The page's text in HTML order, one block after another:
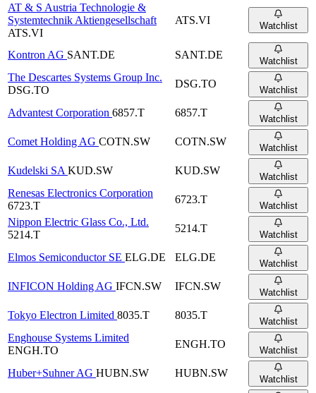
AT & S Austria Technologie &
Systemtechnik Aktiengesellschaft
ATS.VI
ATS.VI Watchlist
Kontron AG SANT.DE SANT.DE
Watchlist
The Descartes Systems Group Inc.
DSG.TO
DSG.TO
Watchlist
Advantest Corporation 6857.T 6857.T
Watchlist
Comet Holding AG COTN.SW COTN.SW
Watchlist
Kudelski SA KUD.SW KUD.SW
Watchlist
Renesas Electronics Corporation
6723.T
6723.T
Watchlist
Nippon Electric Glass Co., Ltd.
5214.T
5214.T
Watchlist
Elmos Semiconductor SE ELG.DE ELG.DE
Watchlist
INFICON Holding AG IFCN.SW IFCN.SW
Watchlist
Tokyo Electron Limited 8035.T 8035.T
Watchlist
Enghouse Systems Limited
ENGH.TO
ENGH.TO
Watchlist
Huber+Suhner AG HUBN.SW HUBN.SW
Watchlist